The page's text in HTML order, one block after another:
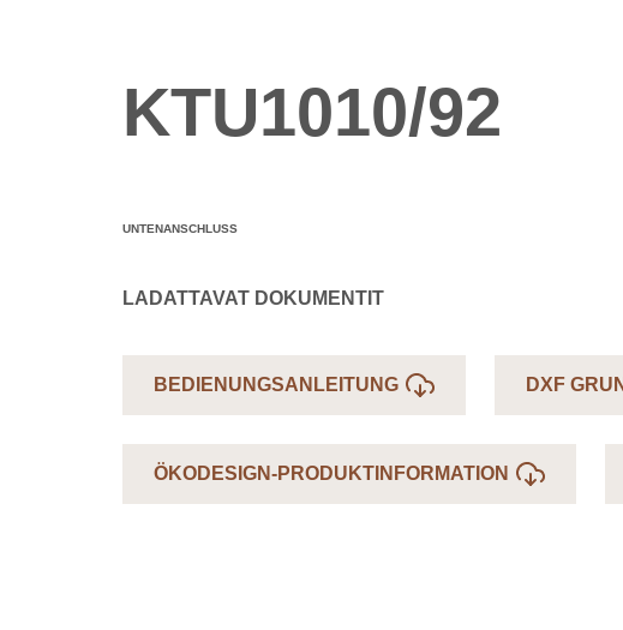
KTU1010/92
UNTENANSCHLUSS
LADATTAVAT DOKUMENTIT
BEDIENUNGSANLEITUNG DXF
ÖKODESIGN-PRODUKTINFORMATION